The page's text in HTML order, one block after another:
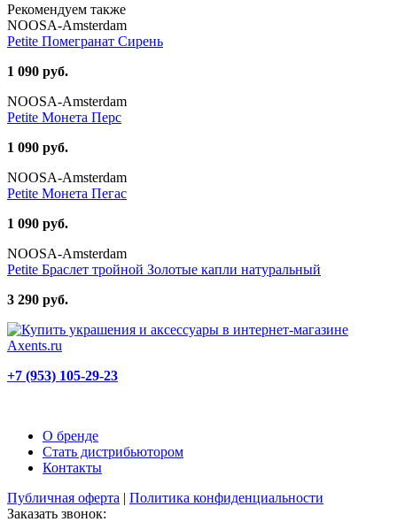
Рекомендуем также
NOOSA-Amsterdam
Petite Помегранат Сирень
1 090 руб.
NOOSA-Amsterdam
Petite Монета Перс
1 090 руб.
NOOSA-Amsterdam
Petite Монета Пегас
1 090 руб.
NOOSA-Amsterdam
Petite Браслет тройной Золотые капли натуральный
3 290 руб.
+7 (953) 105-29-23
О бренде
Стать дистрибьютором
Контакты
Публичная оферта | Политика конфиденциальности
Заказать звонок: